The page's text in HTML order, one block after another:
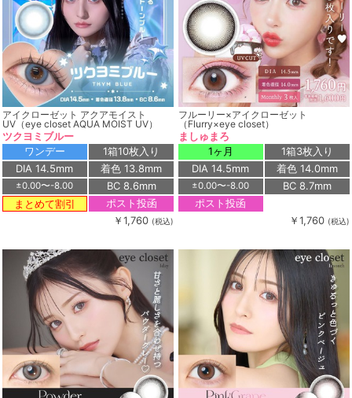
アイクローゼット アクアモイスト
UV（eye closet AQUA MOIST UV）
ツクヨミブルー
ワンデー
1箱10枚入り
DIA 14.5mm
着色 13.8mm
±0.00〜-8.00
BC 8.6mm
まとめて割引
ポスト投函
￥1,760 (税込)
フルーリー×アイクローゼット
（Flurry×eye closet）
ましゅまろ
1ヶ月
1箱3枚入り
DIA 14.5mm
着色 14.0mm
±0.00〜-8.00
BC 8.7mm
ポスト投函
￥1,760 (税込)